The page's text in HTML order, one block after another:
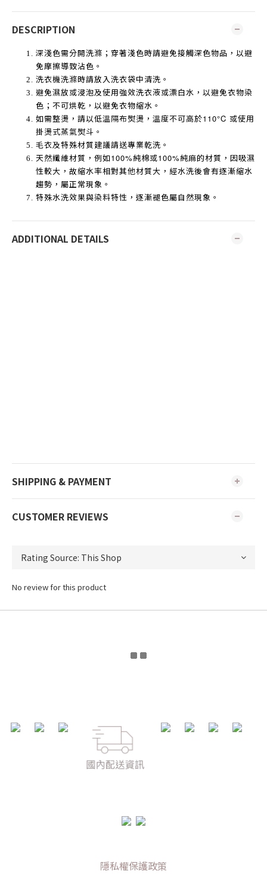
DESCRIPTION
深淺色需分開洗滌；穿著淺色時請避免接觸深色物品，以避
免摩擦導致沾色。
洗衣機洗滌時請放入洗衣袋中清洗。
避免濕放或浸泡及使用強效洗衣液或漂白水，以避免衣物染
色；不可烘乾，以避免衣物縮水。
如需整燙，請以低溫隔布熨燙，溫度不可高於110°C 或使用
掛燙式蒸氣熨斗。
毛衣及特殊材質建議請送專業乾洗。
天然纖維材質，例如100%純棉或100%純麻的材質，因吸濕
性較大，故縮水率相對其他材質大，經水洗後會有逐漸縮水
趨勢，屬正常現象。
特殊水洗效果與染料特性，逐漸褪色屬自然現象。
ADDITIONAL DETAILS
SHIPPING & PAYMENT
CUSTOMER REVIEWS
No review for this product
隱私權保護政策